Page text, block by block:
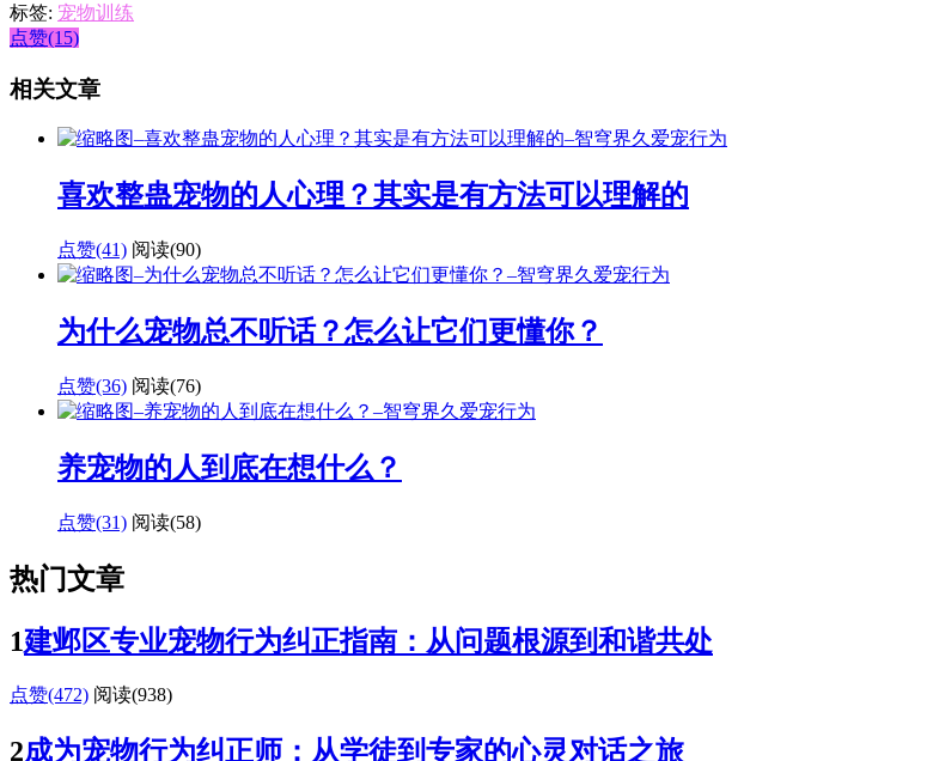
标签: 宠物训练
点赞(15)
相关文章
喜欢整蛊宠物的人心理？其实是有方法可以理解的
点赞(41) 阅读(90)
为什么宠物总不听话？怎么让它们更懂你？
点赞(36) 阅读(76)
养宠物的人到底在想什么？
点赞(31) 阅读(58)
热门文章
1建邺区专业宠物行为纠正指南：从问题根源到和谐共处
点赞(472) 阅读(938)
2成为宠物行为纠正师：从学徒到专家的心灵对话之旅